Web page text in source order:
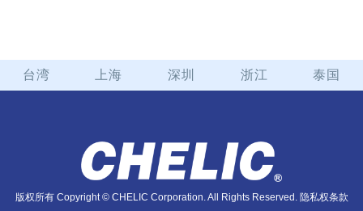
台湾 上海 深圳 浙江 泰国
版权所有 Copyright © CHELIC Corporation. All Rights Reserved. 隐私权条款